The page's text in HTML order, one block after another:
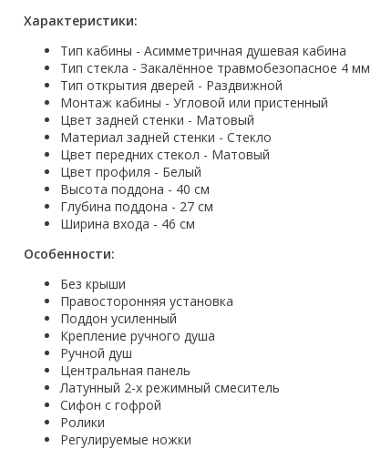
Радиаторы отопления
Котлы отопления
Аксессуары для ванной
Сифоны и донные клапаны
Люки
Акции
Характеристики:
Тип кабины - Асимметричная душевая кабина
Тип стекла - Закалённое травмобезопасное 4 мм
Тип открытия дверей - Раздвижной
Монтаж кабины - Угловой или пристенный
Цвет задней стенки - Матовый
Материал задней стенки - Стекло
Цвет передних стекол - Матовый
Цвет профиля - Белый
Высота поддона - 40 см
Глубина поддона - 27 см
Ширина входа - 46 см
Особенности:
Без крыши
Правосторонняя установка
Поддон усиленный
Крепление ручного душа
Ручной душ
Центральная панель
Латунный 2-х режимный смеситель
Сифон с гофрой
Ролики
Регулируемые ножки